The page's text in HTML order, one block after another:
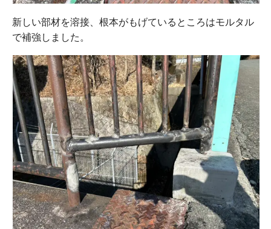
新しい部材を溶接、根本がもげているところはモルタル
で補強しました。